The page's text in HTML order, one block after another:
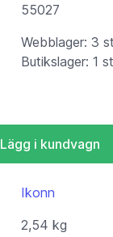
55027
Webblager: 3 st
Butikslager: 1 st
Lägg i kundvagn
Ikonn
2,54 kg